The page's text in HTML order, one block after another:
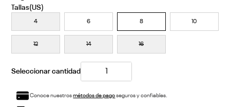
4 6 8 10
12 14 16
Conoce nuestrosmétodos de pagoseguros y confiables.